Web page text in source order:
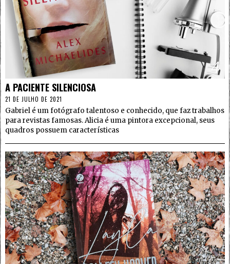
4
A PACIENTE SILENCIOSA
21 DE JULHO DE 2021
Gabriel é um fotógrafo talentoso e conhecido, que faz trabalhos
para revistas famosas. Alicia é uma pintora excepcional, seus
quadros possuem características